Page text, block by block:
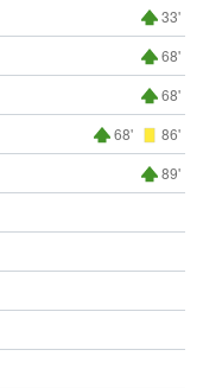
33'
68'
68'
68' 86'
89'